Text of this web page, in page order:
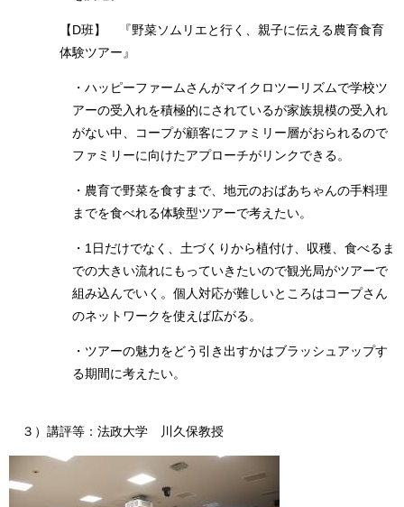
【D班】 『野菜ソムリエと行く、親子に伝える農育食育
体験ツアー』
・ハッピーファームさんがマイクロツーリズムで学校ツ
アーの受入れを積極的にされているが家族規模の受入れ
がない中、コープが顧客にファミリー層がおられるので
ファミリーに向けたアプローチがリンクできる。
・農育で野菜を食すまで、地元のおばあちゃんの手料理
までを食べれる体験型ツアーで考えたい。
・1日だけでなく、土づくりから植付け、収穫、食べるま
での大きい流れにもっていきたいので観光局がツアーで
組み込んでいく。個人対応が難しいところはコープさん
のネットワークを使えば広がる。
・ツアーの魅力をどう引き出すかはブラッシュアップす
る期間に考えたい。
３）講評等：法政大学 川久保教授